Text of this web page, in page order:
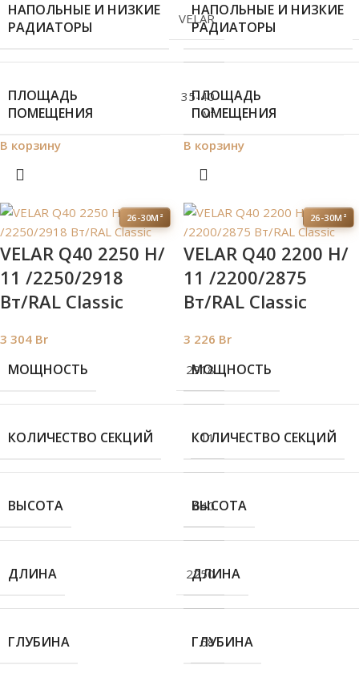
НАПОЛЬНЫЕ И НИЗКИЕ
РАДИАТОРЫ
VELAR
ПЛОЩАДЬ
ПОМЕЩЕНИЯ
35-40
м²
В корзину
НАПОЛЬНЫЕ И НИЗКИЕ
РАДИАТОРЫ
ПЛОЩАДЬ
ПОМЕЩЕНИЯ
В корзину
26-30М²
VELAR Q40 2250 H/
11 /2250/2918
Вт/RAL Classic
3 304 Br
МОЩНОСТЬ 2918
КОЛИЧЕСТВО СЕКЦИЙ 11
ВЫСОТА 640
ДЛИНА 2250
ГЛУБИНА 68
26-30М²
VELAR Q40 2200 H/
11 /2200/2875
Вт/RAL Classic
3 226 Br
МОЩНОСТЬ
КОЛИЧЕСТВО СЕКЦИЙ
ВЫСОТА
ДЛИНА
ГЛУБИНА